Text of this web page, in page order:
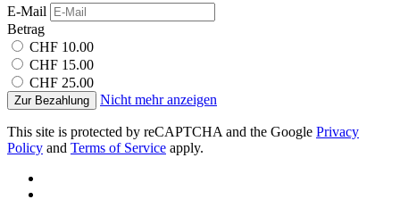
E-Mail
Betrag
CHF 10.00
CHF 15.00
CHF 25.00
Zur Bezahlung Nicht mehr anzeigen
This site is protected by reCAPTCHA and the Google Privacy
Policy and Terms of Service apply.